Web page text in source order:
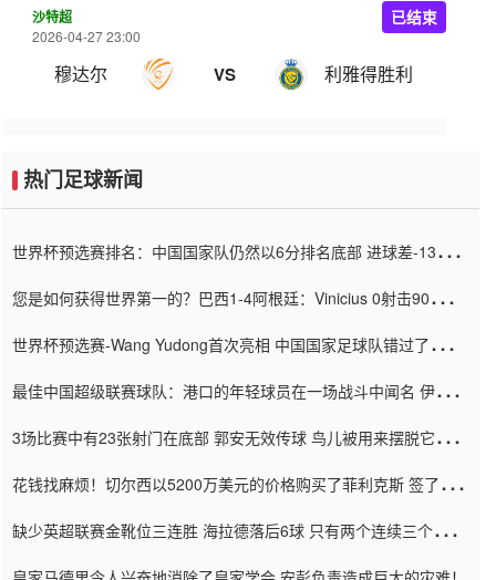
沙特超
2026-04-27 23:00
穆达尔 VS 利雅得胜利
已结束
热门足球新闻
世界杯预选赛排名：中国国家队仍然以6分排名底部 进球差-13令人
您是如何获得世界第一的？巴西1-4阿根廷：Vinicius 0射击90分钟
世界杯预选赛-Wang Yudong首次亮相 中国国家足球队错过了世界
最佳中国超级联赛球队：港口的年轻球员在一场战斗中闻名 伊万放
3场比赛中有23张射门在底部 郭安无效传球 鸟儿被用来摆脱它
花钱找麻烦！切尔西以5200万美元的价格购买了菲利克斯 签了7年
缺少英超联赛金靴位三连胜 海拉德落后6球 只有两个连续三个连续